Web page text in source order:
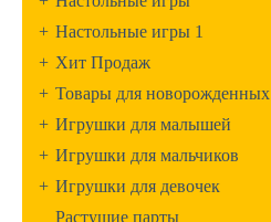
+ Настольные игры 1
+ Хит Продаж
+ Товары для новорожденных
+ Игрушки для малышей
+ Игрушки для мальчиков
+ Игрушки для девочек
Растущие парты